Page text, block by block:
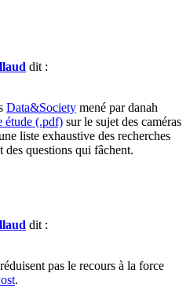
dit :
Data&Society mené par danah
étude (.pdf) sur le sujet des caméras
liste exhaustive des recherches
des questions qui fâchent.
dit :
pas le recours à la force
.